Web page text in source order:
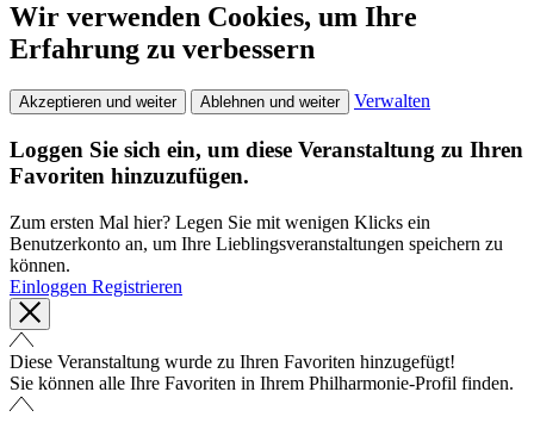
Wir verwenden Cookies, um Ihre
Erfahrung zu verbessern
Akzeptieren und weiter Ablehnen und weiter Verwalten
Loggen Sie sich ein, um diese Veranstaltung zu Ihren
Favoriten hinzuzufügen.
Zum ersten Mal hier? Legen Sie mit wenigen Klicks ein
Benutzerkonto an, um Ihre Lieblingsveranstaltungen speichern zu
können.
Einloggen Registrieren
Diese Veranstaltung wurde zu Ihren Favoriten hinzugefügt!
Sie können alle Ihre Favoriten in Ihrem Philharmonie-Profil finden.